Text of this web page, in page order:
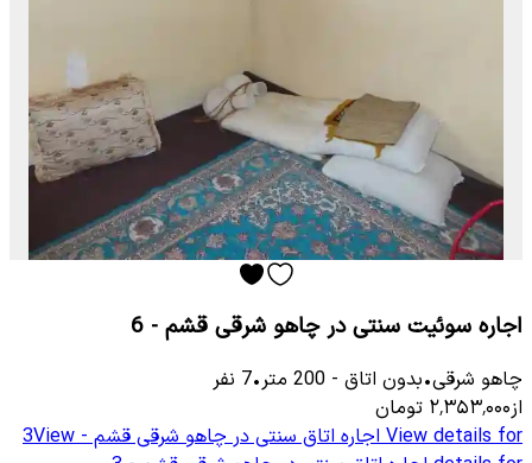
اجاره سوئیت سنتی در چاهو شرقی قشم - 6
چاهو شرقی•بدون اتاق -
200 متر•
7 نفر
از۲٬۳۵۳٬۰۰۰ تومان
View details for اجاره اتاق سنتی در چاهو شرقی قشم - 3View